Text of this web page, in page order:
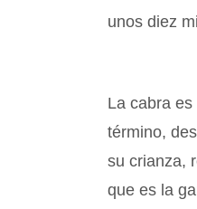
unos diez
La cabra
término,
su crianza,
que es la